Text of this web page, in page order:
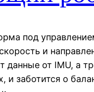
под
и
данные от IMU, а
и заботится о